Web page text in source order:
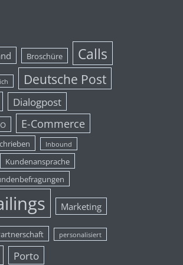
Broschüre Calls
Deutsche Post
Dialogpost
E-Commerce
Inbound
Kundenansprache
Marketing
personalisiert
Porto